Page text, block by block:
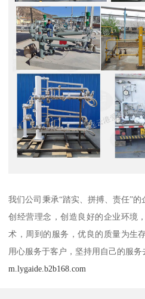
我们公司秉承“踏实、拼搏、责任”
创经营理念，创造良好的企业环境
术，周到的服务，优良的质量为生
用心服务于客户，坚持用自己的服务
m.lygaide.b2b168.com